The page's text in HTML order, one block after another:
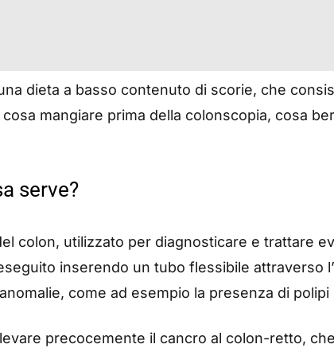
dieta a basso contenuto di scorie, che
mangiare prima della colonscopia, cosa
serve?
colon, utilizzato per diagnosticare e trattare
inserendo un tubo flessibile attraverso
come ad esempio la presenza di polipi
precocemente il cancro al colon-retto,